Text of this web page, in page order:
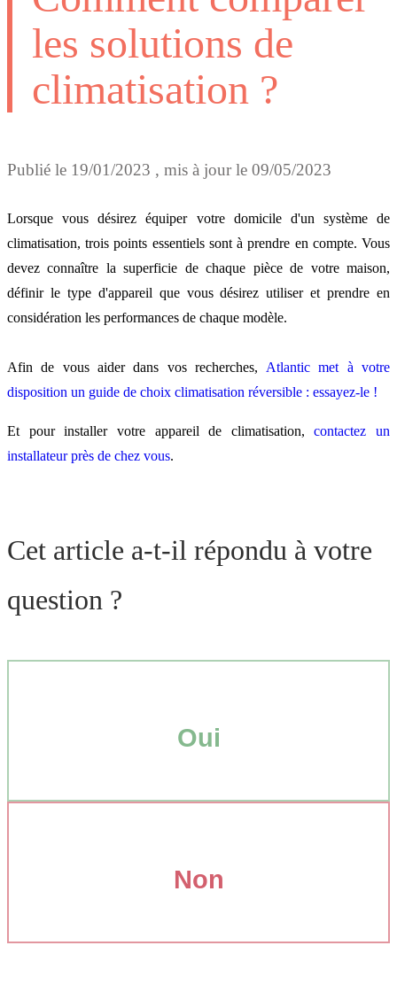
les solutions de
climatisation ?
Publié le 19/01/2023 , mis à jour le 09/05/2023
Lorsque vous désirez équiper votre domicile d'un système de
climatisation, trois points essentiels sont à prendre en compte. Vous
devez connaître la superficie de chaque pièce de votre maison,
définir le type d'appareil que vous désirez utiliser et prendre en
considération les performances de chaque modèle.
Afin de vous aider dans vos recherches, Atlantic met à votre
disposition un guide de choix climatisation réversible : essayez-le !
Et pour installer votre appareil de climatisation,contactez un
installateur près de chez vous.
Cet article a-t-il répondu à votre
question ?
Oui
Non